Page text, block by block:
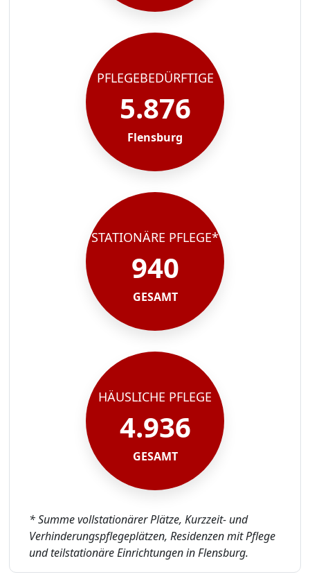
PFLEGEBEDÜRFTIGE
5.876
Flensburg
STATIONÄRE PFLEGE*
940
GESAMT
HÄUSLICHE PFLEGE
4.936
GESAMT
* Summe vollstationärer Plätze, Kurzzeit- und
Verhinderungspflegeplätzen, Residenzen mit Pflege
und teilstationäre Einrichtungen in Flensburg.